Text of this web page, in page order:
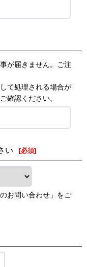
が届きません。ご注
て処理される場合が
確認ください。
い [必須]
お問い合わせ」をご